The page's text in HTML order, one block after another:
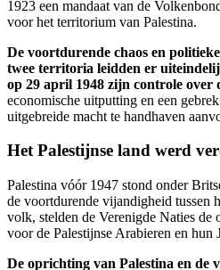
1923 een mandaat van de
voor het territorium van Palestina.
De voortdurende chaos en
twee territoria leidden er
op 29 april 1948 zijn controle over
economische uitputting en een
uitgebreide macht te handhaven
Het Palestijnse land werd
Palestina vóór 1947 stond onder
de voortdurende vijandigheid tussen
volk, stelden de Verenigde Naties de
voor de Palestijnse Arabieren en hun
De oprichting van Palestina en de